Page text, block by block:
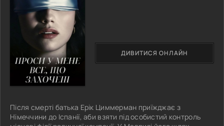
Після смерті батька Ерік Циммерман приїжджає з
Німеччини до Іспанії, аби взяти під особистий контроль
ДИВИТИСЯ ОНЛАЙН